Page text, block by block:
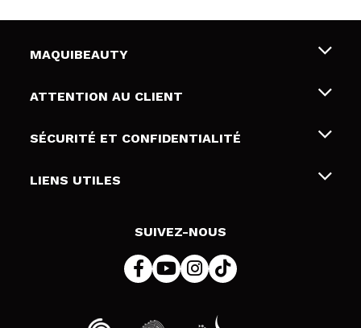
MAQUIBEAUTY
Qui sommes nous
Cartes-cadeaux
ATTENTION AU CLIENT
Livraison & retour
Modes de paiement
SÉCURITÉ ET CONFIDENTIALITÉ
Conditions et confidentialité
LIENS UTILES
SUIVEZ-NOUS